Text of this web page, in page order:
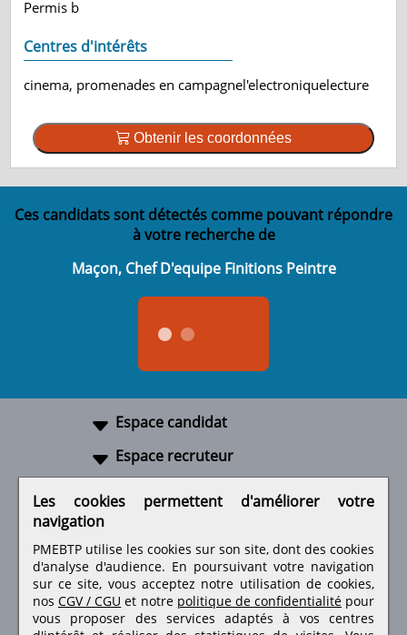
Permis b
Centres d'intérêts
cinema, promenades en campagnel'electroniquelecture
Obtenir les coordonnées
Ces candidats sont détectés comme pouvant répondre
à votre recherche de
Maçon, Chef D'equipe Finitions Peintre
Espace candidat
Espace recruteur
Retrouvez-nous sur les réseaux sociaux
Les cookies permettent d'améliorer votre
navigation
PMEBTP utilise les cookies sur son site, dont des cookies
d'analyse d'audience. En poursuivant votre navigation
sur ce site, vous acceptez notre utilisation de cookies,
nos CGV / CGU et notre politique de confidentialité pour
vous proposer des services adaptés à vos centres